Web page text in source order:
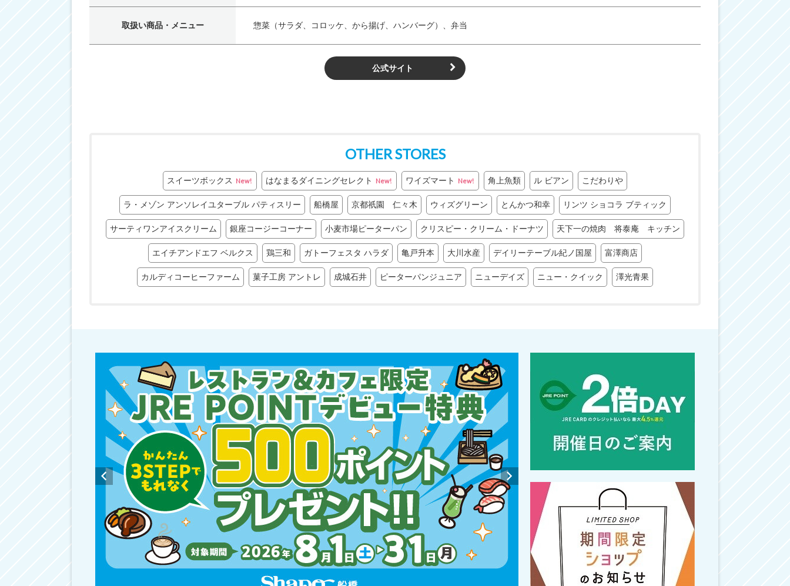
取扱い商品・メニュー 惣菜（サラダ、コロッケ、から揚げ、ハンバーグ）、弁当
公式サイト
OTHER STORES
スイーツボックス New! はなまるダイニングセレクト New! ワイズマート New! 角上魚類 ル ビアン こだわりや
ラ・メゾン アンソレイユターブル パティスリー 船橋屋 京都祇園 仁々木 ウィズグリーン とんかつ和幸 リンツ ショコラ ブティック
サーティワンアイスクリーム 銀座コージーコーナー 小麦市場ピーターパン クリスピー・クリーム・ドーナツ 天下一の焼肉 将泰庵 キッチン
エイチアンドエフ ベルクス 鶏三和 ガトーフェスタ ハラダ 亀戸升本 大川水産 デイリーテーブル紀ノ国屋 富澤商店
カルディコーヒーファーム 菓子工房 アントレ 成城石井 ピーターパンジュニア ニューデイズ ニュー・クイック 澤光青果